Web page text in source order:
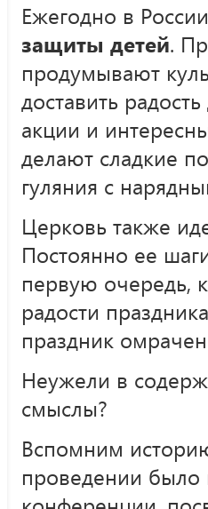
Ежегодно в
защиты детей.
продумывают
доставить
акции и
делают сладкие
гуляния с
Церковь также
Постоянно ее
первую очередь,
радости
праздник
Неужели в
смыслы?
Вспомним
проведении было